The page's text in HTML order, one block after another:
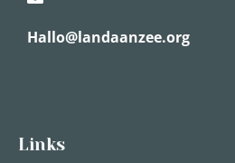
Hallo@landaanzee.org
Links